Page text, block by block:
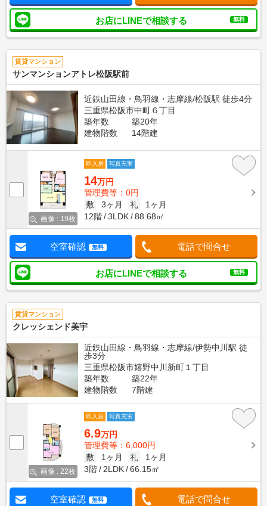
お店にLINEで相談する 無料
賃貸マンション
サンマンションアトレ松阪駅前
近鉄山田線・鳥羽線・志摩線/松阪駅 徒歩4分
三重県松阪市中町６丁目
築年数
築20年
建物階数
14階建
画像 : 19枚
即入居 写真充実
14万円
管理費等：0円
敷
3ヶ月 礼
1ヶ月
12階
3LDK 88.68㎡
空室確認 無料 電話で問合せ
お店にLINEで相談する 無料
賃貸マンション
クレッシェンド美宇
近鉄山田線・鳥羽線・志摩線/伊勢中川駅 徒
歩3分
三重県松阪市嬉野中川新町１丁目
築年数
築22年
建物階数
7階建
画像 : 22枚
即入居 写真充実
6.9万円
管理費等：6,000円
敷
1ヶ月 礼
1ヶ月
3階
2LDK 66.15㎡
空室確認 無料 電話で問合せ